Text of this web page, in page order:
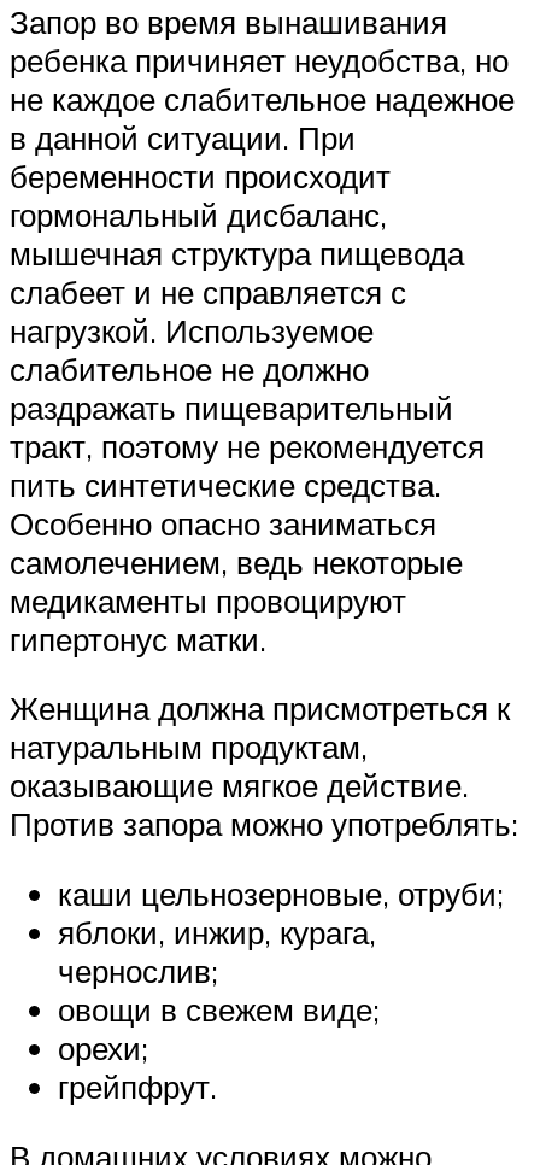
Запор во время вынашивания
ребенка причиняет неудобства, но
не каждое слабительное надежное
в данной ситуации. При
беременности происходит
гормональный дисбаланс,
мышечная структура пищевода
слабеет и не справляется с
нагрузкой. Используемое
слабительное не должно
раздражать пищеварительный
тракт, поэтому не рекомендуется
пить синтетические средства.
Особенно опасно заниматься
самолечением, ведь некоторые
медикаменты провоцируют
гипертонус матки.
Женщина должна присмотреться к
натуральным продуктам,
оказывающие мягкое действие.
Против запора можно употреблять:
каши цельнозерновые, отруби;
яблоки, инжир, курага,
чернослив;
овощи в свежем виде;
орехи;
грейпфрут.
В домашних условиях можно